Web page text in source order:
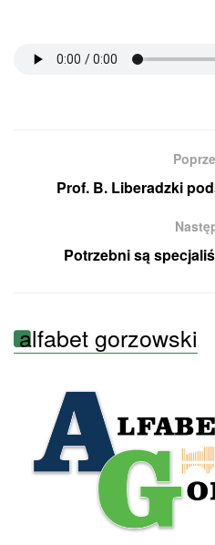
Prof. B. Liberadzki
Potrzebni są
alfabet gorzowski